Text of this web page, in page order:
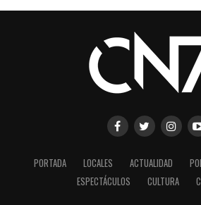
PORTADA LOCALES ACTUALIDAD
ESPECTÁCULOS
CULTURA